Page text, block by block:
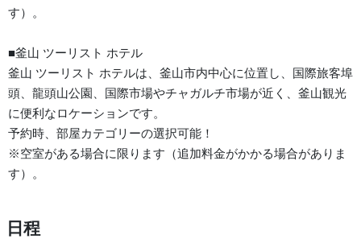
す）。
■釜山 ツーリスト ホテル
釜山 ツーリスト ホテルは、釜山市内中心に位置し、国際旅客埠
頭、龍頭山公園、国際市場やチャガルチ市場が近く、釜山観光
に便利なロケーションです。
予約時、部屋カテゴリーの選択可能！
※空室がある場合に限ります（追加料金がかかる場合がありま
す）。
日程